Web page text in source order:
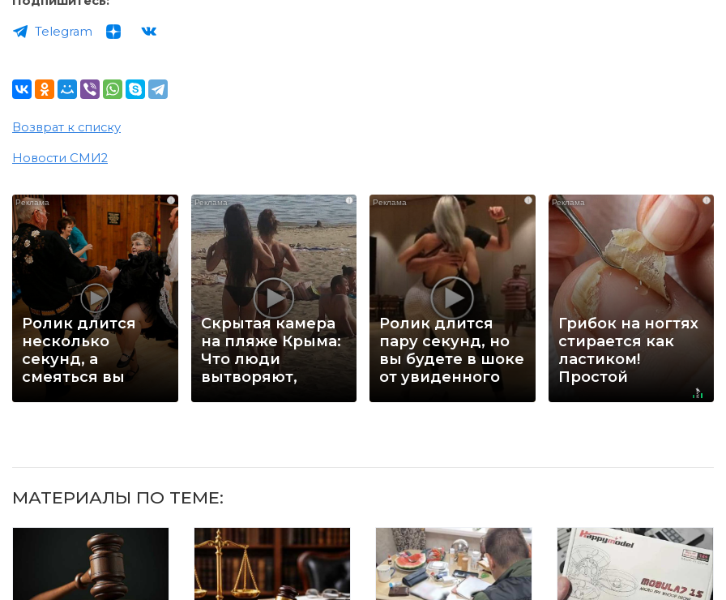
Telegram
Возврат к списку
Новости СМИ2
i
Ролик длится
несколько
секунд, а
смеяться вы
i
Скрытая камера
на пляже Крыма:
Что люди
вытворяют,
i
Ролик длится
пару секунд, но
вы будете в шоке
от увиденного
i
Грибок на ногтях
стирается как
ластиком!
Простой
домашний метод
МАТЕРИАЛЫ ПО ТЕМЕ: